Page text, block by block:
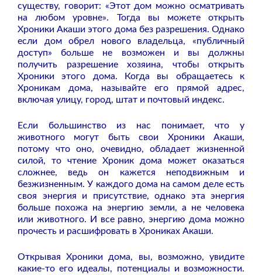
существу, говорит: «Этот дом можно осматривать
на любом уровне». Тогда вы можете открыть
Хроники Акаши этого дома без разрешения. Однако
если дом обрел нового владельца, «публичный
доступ» больше не возможен и вы должны
получить разрешение хозяина, чтобы открыть
Хроники этого дома. Когда вы обращаетесь к
Хроникам дома, называйте его прямой адрес,
включая улицу, город, штат и почтовый индекс.
Если большинство из нас понимает, что у
животного могут быть свои Хроники Акаши,
потому что оно, очевидно, обладает жизненной
силой, то чтение Хроник дома может оказаться
сложнее, ведь он кажется неподвижным и
безжизненным. У каждого дома на самом деле есть
своя энергия и присутствие, однако эта энергия
больше похожа на энергию земли, а не человека
или животного. И все равно, энергию дома можно
прочесть и расшифровать в Хрониках Акаши.
Открывая Хроники дома, вы, возможно, увидите
какие-то его идеалы, потенциалы и возможности.